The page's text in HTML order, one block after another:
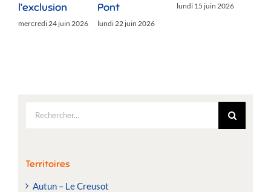
l’exclusion
mercredi 24 juin 2026
Pont
lundi 22 juin 2026
lundi 15 juin 2026
Rechercher:
Territoires
Autun – Le Creusot